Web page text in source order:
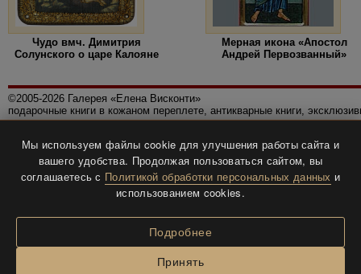
Чудо вмч. Димитрия
Солунского о царе Калояне
Мерная икона «Апостол
Андрей Первозванный»
©2005-2026 Галерея «Елена Висконти»
подарочные книги в кожаном переплете, антикварные книги,
Политика конфиденциальности
Все права защищены.
Разработка и дизайнBTV-info.
Мы используем файлы cookie для улучшения работы сайта и
вашего удобства. Продолжая пользоваться сайтом, вы
соглашаетесь с Политикой обработки персональных данных и
использованием cookies.
Подробнее
Принять